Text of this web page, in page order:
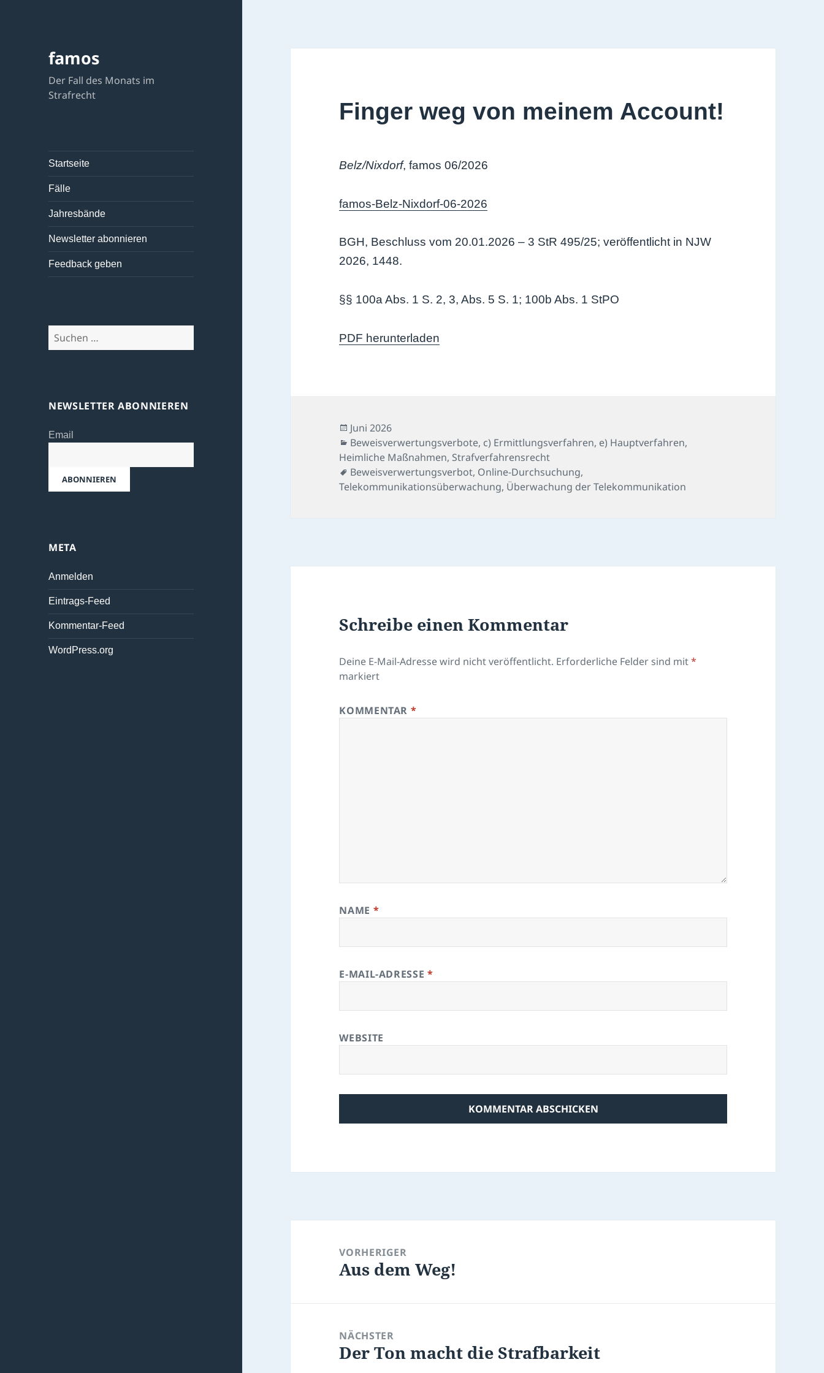
famos
Der Fall des Monats im
Strafrecht
Startseite
Fälle
Jahresbände
Newsletter abonnieren
Feedback geben
Suchen
NEWSLETTER ABONNIEREN
Email
META
Anmelden
Eintrags-Feed
Kommentar-Feed
WordPress.org
Finger weg von meinem Account!
Belz/Nixdorf, famos 06/2026
famos-Belz-Nixdorf-06-2026
BGH, Beschluss vom 20.01.2026 – 3 StR 495/25; veröffentlicht in NJW
2026, 1448.
§§ 100a Abs. 1 S. 2, 3, Abs. 5 S. 1; 100b Abs. 1 StPO
PDF herunterladen
Veröffentlicht
am
Juni 2026
Kategorien
Beweisverwertungsverbote, c) Ermittlungsverfahren, e) Hauptverfahren,
Heimliche Maßnahmen, Strafverfahrensrecht
Schlagwörter
Beweisverwertungsverbot, Online-Durchsuchung,
Telekommunikationsüberwachung, Überwachung der Telekommunikation
Schreibe einen Kommentar
Deine E-Mail-Adresse wird nicht veröffentlicht. Erforderliche Felder sind mit*
markiert
KOMMENTAR *
NAME *
E-MAIL-ADRESSE *
WEBSITE
VORHERIGER
Vorheriger
Aus dem Weg!
NÄCHSTER
Nächster
Der Ton macht die Strafbarkeit